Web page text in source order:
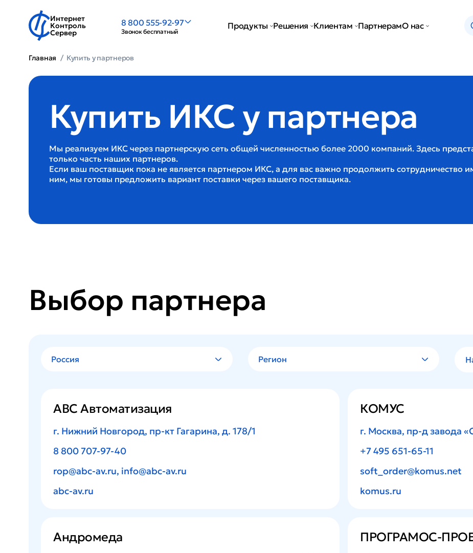
Интернет
Контроль
Сервер
8 800 555-92-97
Звонок бесплатный
Продукты Решения Клиентам ПартнерамО нас
Главная Купить у партнеров
Купить ИКС у партнера
Мы реализуем ИКС через партнерскую сеть общей численностью более 2000 компаний. Здесь
только часть наших партнеров.
Если ваш поставщик пока не является партнером ИКС, а для вас важно продолжить сотрудничество
ним, мы готовы предложить вариант поставки через вашего поставщика.
Выбор партнера
Россия Регион
АВС Автоматизация
г. Нижний Новгород, пр-кт Гагарина, д. 178/1
8 800 707-97-40
rop@abc-av.ru, info@abc-av.ru
abc-av.ru
КОМУС
г. Москва, пр-д завода
+7 495 651-65-11
soft_order@komus.net
komus.ru
Андромеда ПРОГРАМОС-